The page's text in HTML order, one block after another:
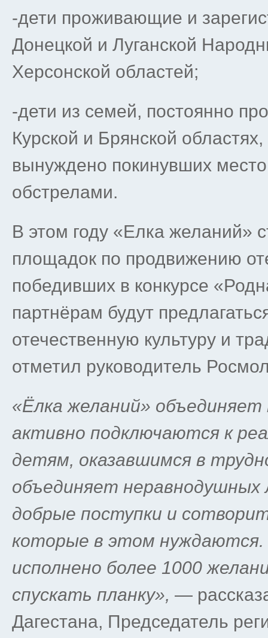
-дети проживающие и
Донецкой и Луганской
Херсонской областей;
-дети из семей, постоянно
Курской и Брянской
вынуждено покинувших
обстрелами.
В этом году «Елка желаний»
площадок по продвижению
победивших в конкурсе
партнёрам будут
отечественную культуру и
отметил руководитель
«Ёлка желаний»
активно подключаются к
детям, оказавшимся в
объединяет
добрые поступки и
которые в этом
исполнено более 1000
спускать планку», —
Дагестана, Председатель